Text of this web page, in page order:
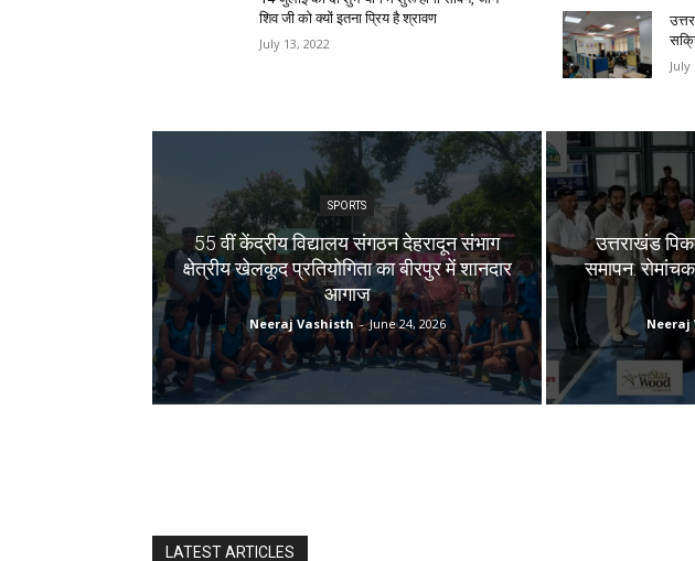
शिव जी को क्यों इतना प्रिय है श्रावण
July 13, 2022
July
SPORTS
55 वीं केंद्रीय विद्यालय संगठन देहरादून संभाग
क्षेत्रीय खेलकूद प्रतियोगिता का बीरपुर में शानदार
आगाज
Neeraj Vashisth - June 24, 2026
उत्तराखंड
समापन:
Neeraj
LATEST ARTICLES